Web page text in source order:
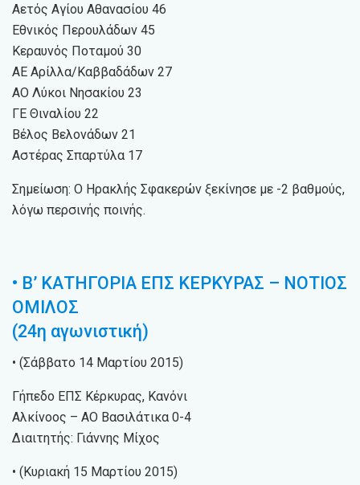
Αετός Αγίου Αθανασίου 46
Εθνικός Περουλάδων 45
Κεραυνός Ποταμού 30
ΑΕ Αρίλλα/Καββαδάδων 27
ΑΟ Λύκοι Νησακίου 23
ΓΕ Θιναλίου 22
Βέλος Βελονάδων 21
Αστέρας Σπαρτύλα 17
Σημείωση: Ο Ηρακλής Σφακερών ξεκίνησε με -2 βαθμούς,
λόγω περσινής ποινής.
• Β’ ΚΑΤΗΓΟΡΙΑ ΕΠΣ ΚΕΡΚΥΡΑΣ – ΝΟΤΙΟΣ
ΟΜΙΛΟΣ
(24η αγωνιστική)
• (Σάββατο 14 Μαρτίου 2015)
Γήπεδο ΕΠΣ Κέρκυρας, Κανόνι
Αλκίνοος – ΑΟ Βασιλάτικα 0-4
Διαιτητής: Γιάννης Μίχος
• (Κυριακή 15 Μαρτίου 2015)